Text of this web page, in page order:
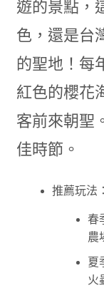
遊的景點，
色，還是台
的聖地！每
紅色的櫻花
客前來朝聖
佳時節。
推薦玩法：
春
農
夏
火